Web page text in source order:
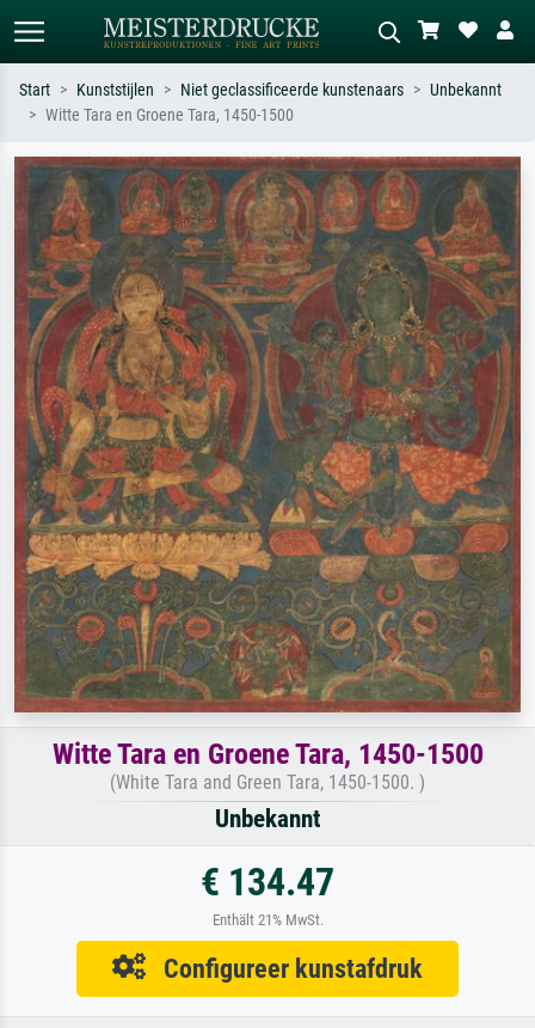
Zoek op kunstenaar, titel of stijl – bijv.
Monet, Sterrennacht, impressionisme,
Hokusai-golf, naakt.
Beschrijf de scène – bijv. groene
weide, abstract met veel rood, donker
olieverfschilderij, staand naakt naast
een boom.
Start Kunststijlen Niet geclassificeerde kunstenaars
Unbekannt
Witte Tara en Groene Tara, 1450-1500
Witte Tara en Groene Tara, 1450-1500
(White Tara and Green Tara, 1450-1500. )
Unbekannt
€ 134.47
Enthält 21% MwSt.
Configureer kunstafdruk